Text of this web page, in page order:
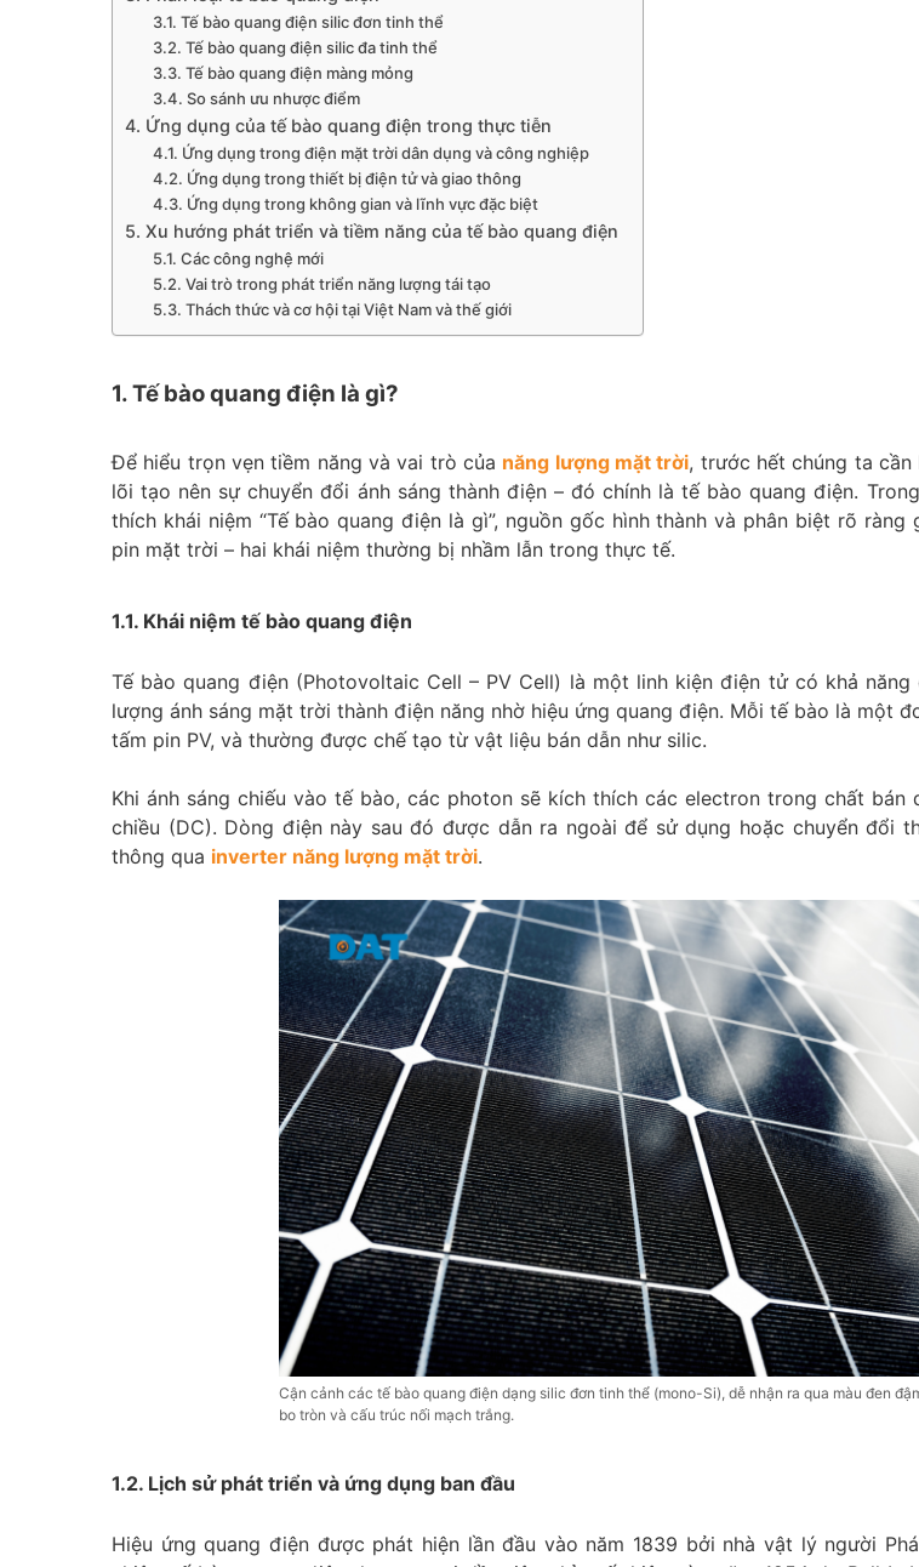
3.1. Tế bào quang điện silic đơn tinh thể
3.2. Tế bào quang điện silic đa tinh thể
3.3. Tế bào quang điện màng mỏng
3.4. So sánh ưu nhược điểm
4. Ứng dụng của tế bào quang điện trong thực tiễn
4.1. Ứng dụng trong điện mặt trời dân dụng và công nghiệp
4.2. Ứng dụng trong thiết bị điện tử và giao thông
4.3. Ứng dụng trong không gian và lĩnh vực đặc biệt
5. Xu hướng phát triển và tiềm năng của tế bào quang điện
5.1. Các công nghệ mới
5.2. Vai trò trong phát triển năng lượng tái tạo
5.3. Thách thức và cơ hội tại Việt Nam và thế giới
1. Tế bào quang điện là gì?
Để hiểu trọn vẹn tiềm năng và vai trò của năng lượng mặt trời, trước hết chúng ta
lõi tạo nên sự chuyển đổi ánh sáng thành điện – đó chính là tế bào quang điện.
thích khái niệm “Tế bào quang điện là gì”, nguồn gốc hình thành và phân biệt rõ
pin mặt trời – hai khái niệm thường bị nhầm lẫn trong thực tế.
1.1. Khái niệm tế bào quang điện
Tế bào quang điện (Photovoltaic Cell – PV Cell) là một linh kiện điện tử có khả
lượng ánh sáng mặt trời thành điện năng nhờ hiệu ứng quang điện. Mỗi tế bào là một
tấm pin PV, và thường được chế tạo từ vật liệu bán dẫn như silic.
Khi ánh sáng chiếu vào tế bào, các photon sẽ kích thích các electron trong chất bán
chiều (DC). Dòng điện này sau đó được dẫn ra ngoài để sử dụng hoặc chuyển đổi
thông qua inverter năng lượng mặt trời.
Cận cảnh các tế bào quang điện dạng silic đơn tinh thể (mono-Si), dễ nhận ra qua màu đen
bo tròn và cấu trúc nối mạch trắng.
1.2. Lịch sử phát triển và ứng dụng ban đầu
Hiệu ứng quang điện được phát hiện lần đầu vào năm 1839 bởi nhà vật lý người